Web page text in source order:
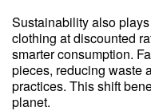
Sustainability also
clothing at discounted
smarter consumption.
pieces, reducing waste
practices. This shift
planet.